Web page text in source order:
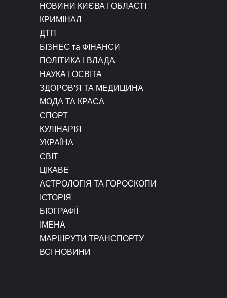
НОВИНИ КИЄВА І ОБЛАСТІ
КРИМІНАЛ
ДТП
БІЗНЕС та ФІНАНСИ
ПОЛІТИКА І ВЛАДА
НАУКА І ОСВІТА
ЗДОРОВ’Я ТА МЕДИЦИНА
МОДА ТА КРАСА
СПОРТ
КУЛІНАРІЯ
УКРАЇНА
СВІТ
ЦІКАВЕ
АСТРОЛОГІЯ ТА ГОРОСКОПИ
ІСТОРІЯ
БІОГРАФІЇ
ІМЕНА
МАРШРУТИ ТРАНСПОРТУ
ВСІ НОВИНИ